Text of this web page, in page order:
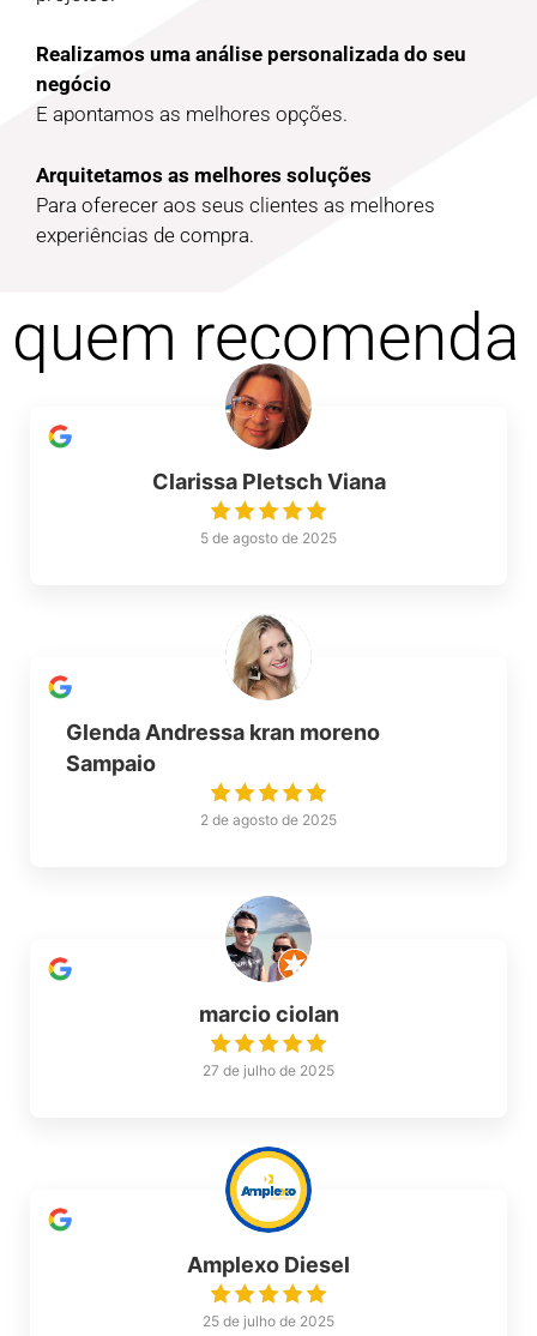
Realizamos uma análise personalizada do seu
negócio
E apontamos as melhores opções.
Arquitetamos as melhores soluções
Para oferecer aos seus clientes as melhores
experiências de compra.
quem recomenda
Clarissa Pletsch Viana
5 de agosto de 2025
Glenda Andressa kran moreno
Sampaio
2 de agosto de 2025
marcio ciolan
27 de julho de 2025
Amplexo Diesel
25 de julho de 2025